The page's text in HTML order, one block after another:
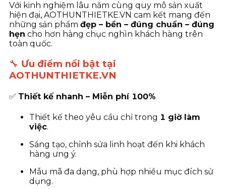
Với kinh nghiệm lâu năm cùng quy mô sản xuất
hiện đại, AOTHUNTHIETKE.VN cam kết mang đến
những sản phẩm đẹp – bền – đúng chuẩn – đúng
hẹn cho hơn hàng chục nghìn khách hàng trên
toàn quốc.
🔧 Ưu điểm nổi bật tại
AOTHUNTHIETKE.VN
✅ Thiết kế nhanh – Miễn phí 100%
Thiết kế theo yêu cầu chỉ trong 1 giờ làm
việc.
Sáng tạo, chỉnh sửa linh hoạt đến khi khách
hàng ưng ý.
Mẫu mã đa dạng, phù hợp nhiều mục đích sử
dụng.